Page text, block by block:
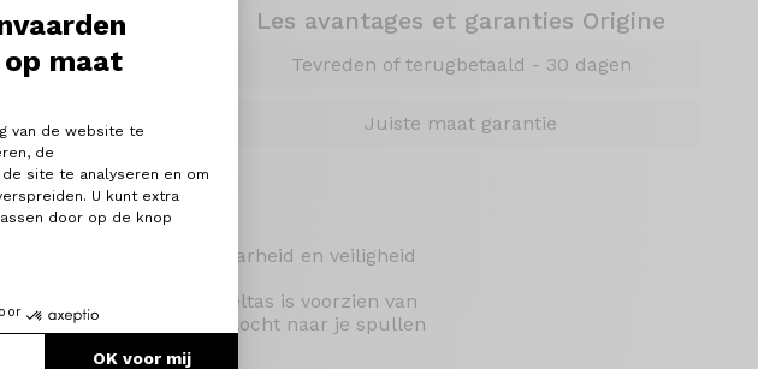
maat
Personaliseer uw opties
van de website te
de
site te analyseren en om
U kunt extra
door op de knop
OK voor mij
Les avantages et garanties Origine
Tevreden of terugbetaald - 30 dagen
Juiste maat garantie
verhogen de zichtbaarheid en veiligheid
ten goede. De zadeltas is voorzien van
om de zoektocht naar je spullen